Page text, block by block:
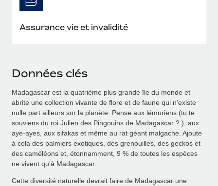
Assurance vie et invalidité
Données clés
Madagascar est la quatrième plus grande île du monde et
abrite une collection vivante de flore et de faune qui n'existe
nulle part ailleurs sur la planète. Pense aux lémuriens (tu te
souviens du roi Julien des Pingouins de Madagascar ? ), aux
aye-ayes, aux sifakas et même au rat géant malgache. Ajoute
à cela des palmiers exotiques, des grenouilles, des geckos et
des caméléons et, étonnamment, 9 % de toutes les espèces
ne vivent qu'à Madagascar.
Cette diversité naturelle devrait faire de Madagascar une